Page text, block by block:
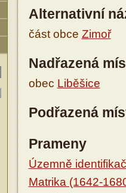
Alternativní
část obce Zimoř
Nadřazená
obec Liběšice
Podřazená
Prameny
Územně
Matrika (1642-